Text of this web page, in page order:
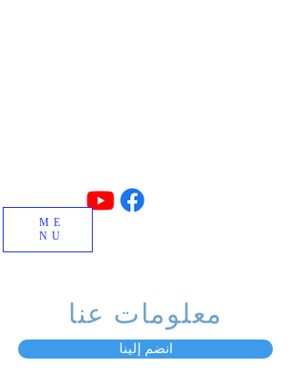
ME
NU
معلومات عنا
انضم إلينا